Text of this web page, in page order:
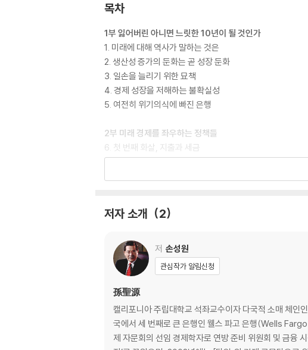
목차
1부 잃어버린 아니면 느릿한 10년이 될 것인가
1. 미래에 대해 역사가 말하는 것은
2. 생산성 증가의 둔화는 곧 성장 둔화
3. 일손을 늘리기 위한 묘책
4. 경제 성장을 저해하는 불확실성
5. 여전히 위기의식에 빠진 은행
2부 미래 경제를 좌우하는 정책들
6. 첫 번째 화살, 지출과 세금
7. 두 번째 화살, 돈과 신용
9. 선진국, 이대로 괜찮은 걸까
11. 신흥국에서 주목해야 할 기회와 위험
4부 한국이 향하는 곳은
12. 승자가 되기 위해 한국에 필요한 차별화 전략
13. 한국 원화는 평가절상해야 할까, 평가절하해야 할까
14. 한국이 이스라엘에서 배워야 할 것들
15. 우리는 행복한가
저자 소개 2
저 손성원
관심작가 알림신청
孫聖源
캘리포니아 주립대학교 석좌교수이자 다국적 소매 체인
국에서 세 번째로 큰 은행인 웰스 파고 은행(Wells
제 자문회의 선임 경제학자로 연방 준비 위원회 및 금융